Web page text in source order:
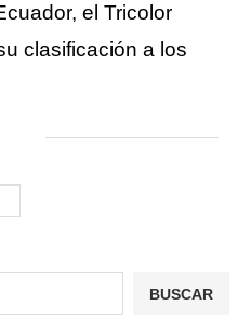
el Tricolor
clasificación a los
BUSCAR